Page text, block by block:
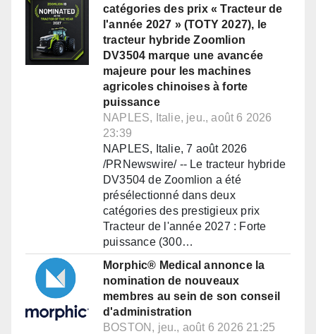
catégories des prix « Tracteur de
l'année 2027 » (TOTY 2027), le
tracteur hybride Zoomlion
DV3504 marque une avancée
majeure pour les machines
agricoles chinoises à forte
puissance
NAPLES, Italie, jeu., août 6 2026
23:39
NAPLES, Italie, 7 août 2026
/PRNewswire/ -- Le tracteur hybride
DV3504 de Zoomlion a été
présélectionné dans deux
catégories des prestigieux prix
Tracteur de l'année 2027 : Forte
puissance (300…
Morphic® Medical annonce la
nomination de nouveaux
membres au sein de son conseil
d'administration
BOSTON, jeu., août 6 2026 21:25